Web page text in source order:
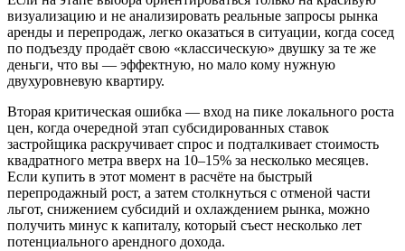
визуализацию и не анализировать реальные запросы рынка
аренды и перепродаж, легко оказаться в ситуации, когда сосед
по подъезду продаёт свою «классическую» двушку за те же
деньги, что вы — эффектную, но мало кому нужную
двухуровневую квартиру.
Вторая критическая ошибка — вход на пике локального роста
цен, когда очередной этап субсидированных ставок
застройщика раскручивает спрос и подталкивает стоимость
квадратного метра вверх на 10–15% за несколько месяцев.
Если купить в этот момент в расчёте на быстрый
перепродажный рост, а затем столкнуться с отменой части
льгот, снижением субсидий и охлаждением рынка, можно
получить минус к капиталу, который съест несколько лет
потенциального арендного дохода.